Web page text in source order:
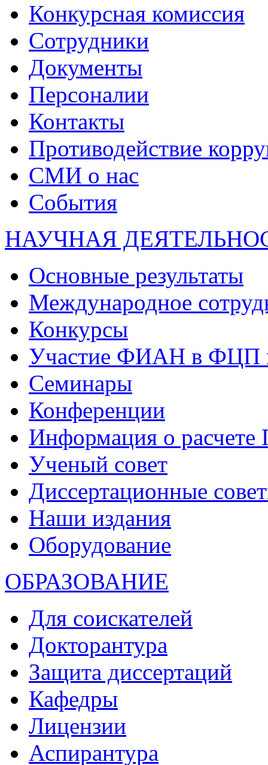
Конкурсная комиссия
Сотрудники
Документы
Персоналии
Контакты
Противодействие
СМИ о нас
События
НАУЧНАЯ
Основные результаты
Международное
Конкурсы
Участие ФИАН в ФЦП
Семинары
Конференции
Информация о
Ученый совет
Диссертационные
Наши издания
Оборудование
ОБРАЗОВАНИЕ
Для соискателей
Докторантура
Защита диссертаций
Кафедры
Лицензии
Аспирантура